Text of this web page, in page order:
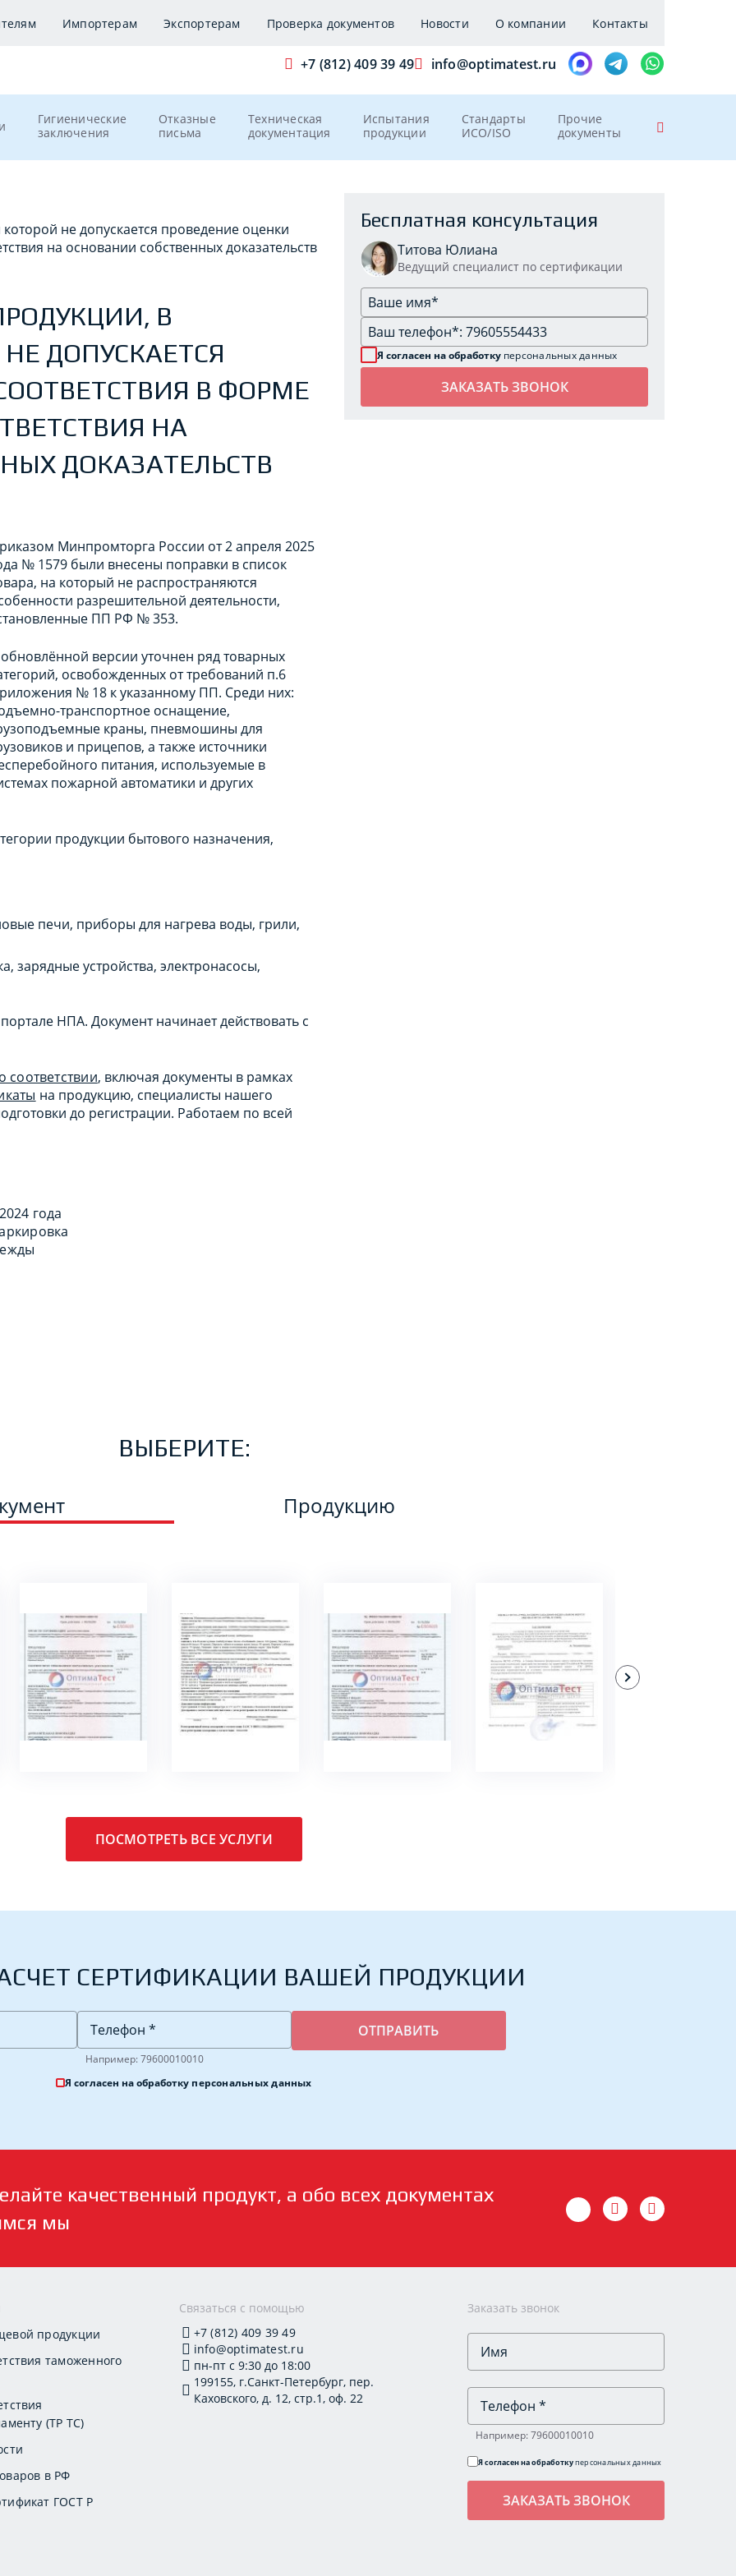
Импортерам Экспортерам Проверка документов Новости О компании Контакты
+7 (812) 409 39 49 info@optimatest.ru
Гигиенические
заключения
Отказные
письма
Техническая
документация
Испытания
продукции
Стандарты
ИСО/ISO
Прочие
документы
не допускается проведение оценки
на основании собственных доказательств
В
ДОПУСКАЕТСЯ
В ФОРМЕ
НА
ДОКАЗАТЕЛЬСТВ
Минпромторга России от 2 апреля 2025
№ 1579 были внесены поправки в список
на который не распространяются
разрешительной деятельности,
ПП РФ № 353.
версии уточнен ряд товарных
освобожденных от требований п.6
№ 18 к указанному ПП. Среди них:
транспортное оснащение,
краны, пневмошины для
и прицепов, а также источники
питания, используемые в
пожарной автоматики и других
продукции бытового назначения,
печи, приборы для нагрева воды, грили,
зарядные устройства, электронасосы,
НПА. Документ начинает действовать с
соответствии, включая документы в рамках
на продукцию, специалисты нашего
до регистрации. Работаем по всей
года
Бесплатная консультация
Титова Юлиана
Ведущий специалист по сертификации
Я согласен на обработку персональных данных
ВЫБЕРИТЕ:
Продукцию
ПОДРОБНЕЕ ПОДРОБНЕЕ ПОДРОБНЕЕ ПОДРОБНЕЕ
ПОСМОТРЕТЬ ВСЕ УСЛУГИ
СЕРТИФИКАЦИИ ВАШЕЙ ПРОДУКЦИИ
Например: 79600010010
Я согласен на обработку персональных данных
качественный продукт, а обо всех документах
мы
продукции
таможенного
(ТР ТС)
в РФ
ГОСТ Р
Связаться с помощью
+7 (812) 409 39 49
info@optimatest.ru
пн-пт с 9:30 до 18:00
199155, г.Санкт-Петербург, пер.
Каховского, д. 12, стр.1, оф. 22
Заказать звонок
Например: 79600010010
Я согласен на обработкуперсональных данных